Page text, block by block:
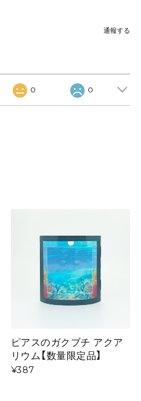
通報する
0 0
ピアスのガクブチ アクア
リウム【数量限定品】
¥387